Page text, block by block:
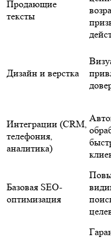
Базовая SEO-
Тестирование и
всех